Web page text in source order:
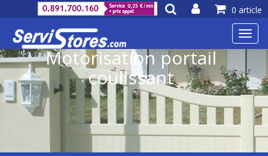
0 article
Motorisation portail
coulissant